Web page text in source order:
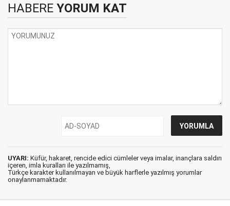
HABERE YORUM KAT
UYARI: Küfür, hakaret, rencide edici cümleler veya imalar, inançlara saldırı
içeren, imla kuralları ile yazılmamış,
Türkçe karakter kullanılmayan ve büyük harflerle yazılmış yorumlar
onaylanmamaktadır.